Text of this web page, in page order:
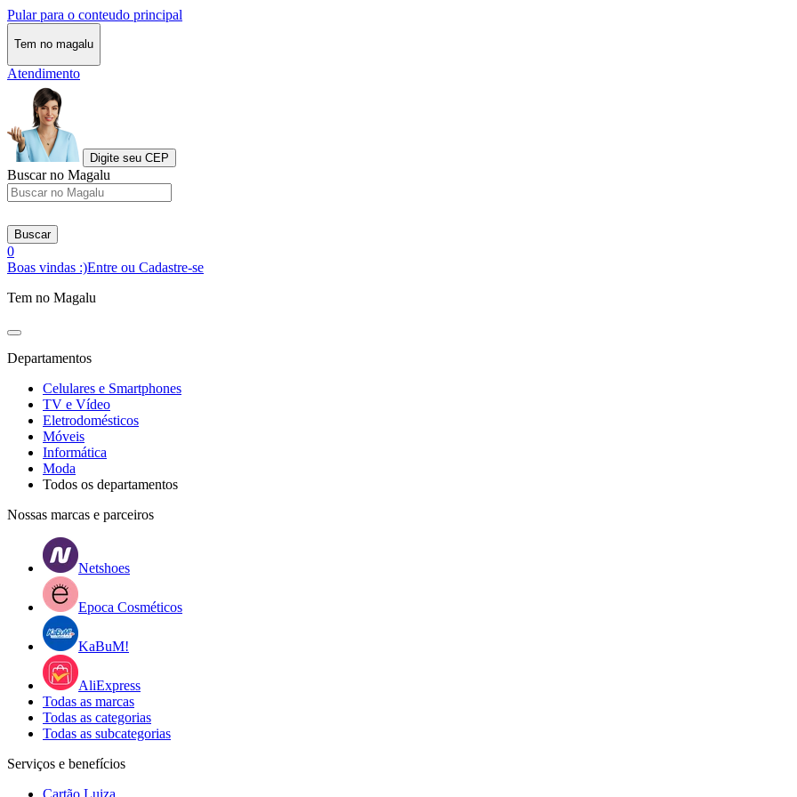
Pular para o conteudo principal
Tem no magalu
Atendimento
Digite seu CEP
Buscar no Magalu
Buscar
0
Boas vindas :)Entre ou Cadastre-se
Tem no Magalu
Departamentos
Celulares e Smartphones
TV e Vídeo
Eletrodomésticos
Móveis
Informática
Moda
Todos os departamentos
Nossas marcas e parceiros
Netshoes
Epoca Cosméticos
KaBuM!
AliExpress
Todas as marcas
Todas as categorias
Todas as subcategorias
Serviços e benefícios
Cartão Luiza